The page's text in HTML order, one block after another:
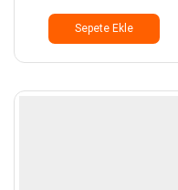
Sepete Ekle